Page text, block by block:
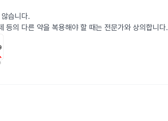
습니다.
등의 다른 약을 복용해야 할 때는 전문가와 상의합니다.